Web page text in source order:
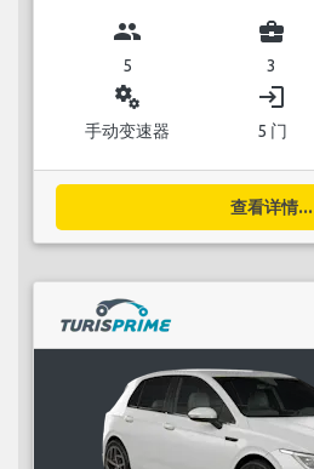
group
5
business_center
3
miscellaneous_services
手动变速器
login
5 门
查看详情...